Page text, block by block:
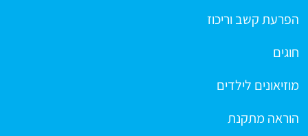
הפרעת קשב וריכוז
חוגים
מוזיאונים לילדים
הוראה מתקנת